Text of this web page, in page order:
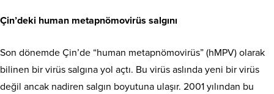
Çin’deki human metapnömovirüs salgını
Son dönemde Çin’de “human metapnömovirüs” (hMPV) olarak
bilinen bir virüs salgına yol açtı. Bu virüs aslında yeni bir virüs
değil ancak nadiren salgın boyutuna ulaşır. 2001 yılından bu